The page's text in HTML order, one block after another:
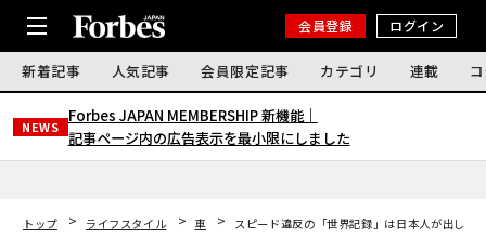
会員登録 ログイン
新着記事 人気記事 会員限定記事 カテゴリ 連載
NEWS
Forbes JAPAN MEMBERSHIP 新機能｜
記事ページ内の広告表示を最小限にしました
トップ ライフスタイル 車
スピード違反の「世界記録」は日本人が出し